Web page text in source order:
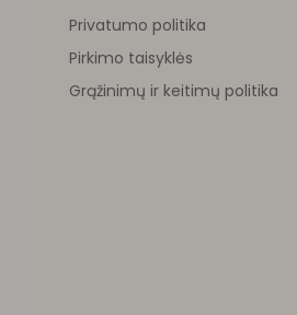
Privatumo politika
Pirkimo taisyklės
Grąžinimų ir keitimų politika